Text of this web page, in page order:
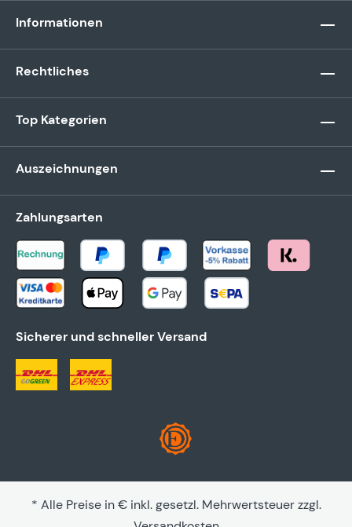
Informationen
Rechtliches
Top Kategorien
Auszeichnungen
Zahlungsarten
Sicherer und schneller Versand
* Alle Preise in € inkl. gesetzl. Mehrwertsteuer zzgl.